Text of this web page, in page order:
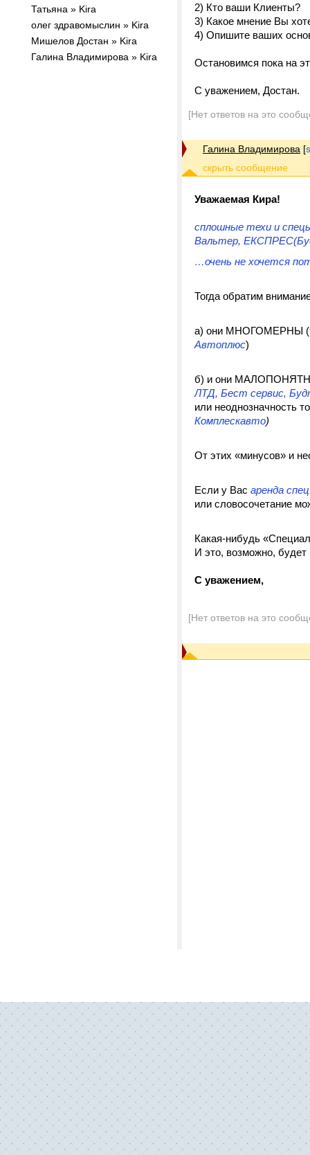
Татьяна » Kira
олег здравомыслин » Kira
Мишелов Достан » Kira
Галина Владимирова » Kira
2) Кто ваши Клиенты?
3) Какое мнение Вы
4) Опишите ваших
Остановимся пока на
С уважением, Достан.
[Нет ответов на это
Галина Владимирова [
Уважаемая Кира!
сплошные техи и
Вальтер,
…очень не хочется
Тогда обратим
а) они МНОГОМЕРНЫ
Автоплюс)
б) и они МАЛОПОНЯТНЫ
ЛТД, Бест сервис,
или неоднозначность
Комплескавто)
От этих «минусов» и
Если у Вас аренда
или словосочетание
Какая-нибудь
И это, возможно,
С уважением,
[Нет ответов на это